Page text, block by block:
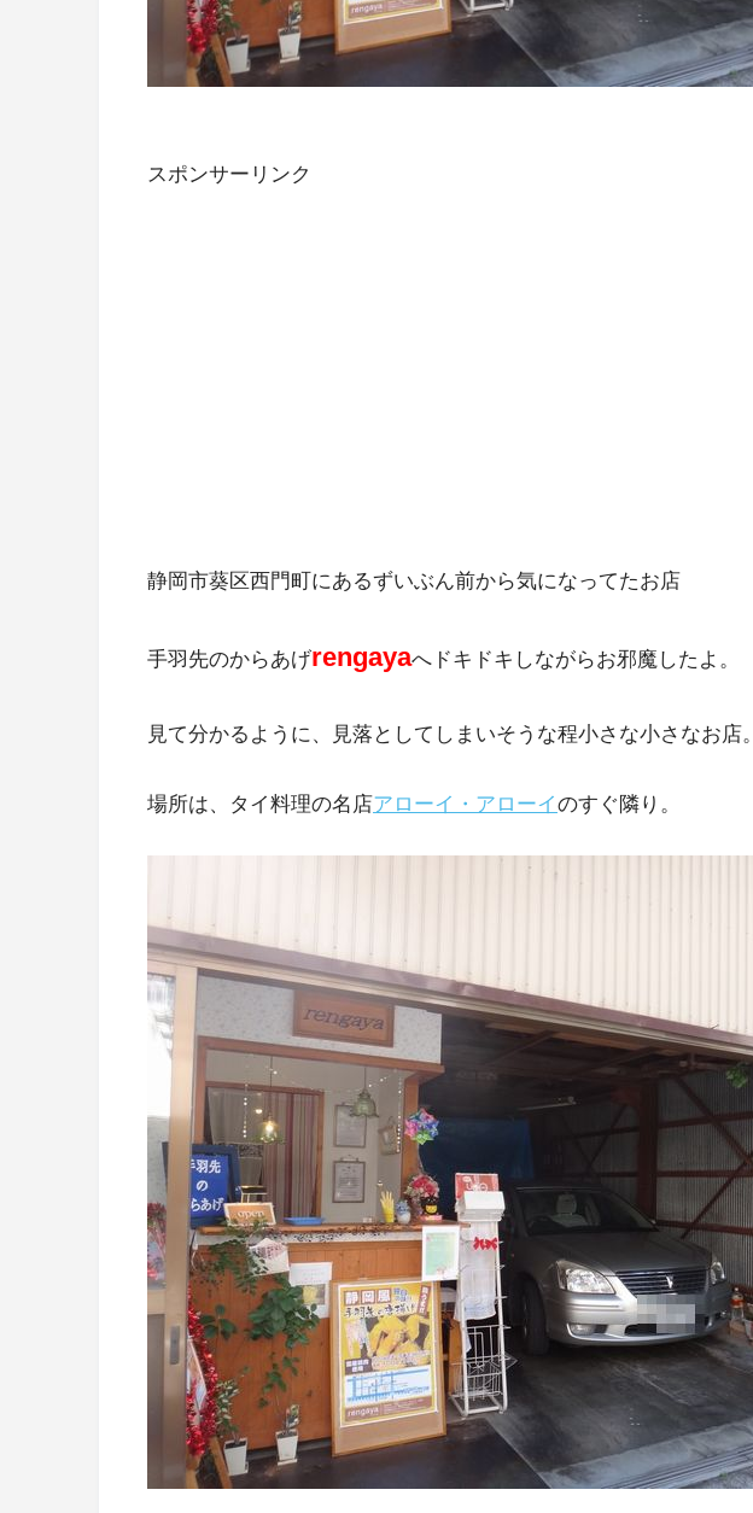
スポンサーリンク
静岡市葵区西門町にあるずいぶん前から気になってたお店
手羽先のからあげrengayaへドキドキしながらお邪魔したよ。
見て分かるように、見落としてしまいそうな程小さな小さなお店。
場所は、タイ料理の名店アローイ・アローイのすぐ隣り。